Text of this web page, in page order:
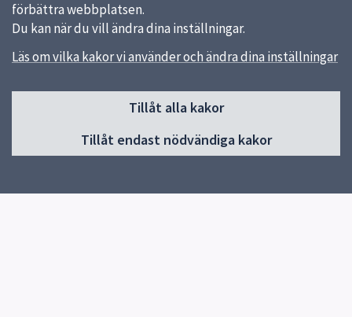
förbättra webbplatsen.
Du kan när du vill ändra dina inställningar.
Läs om vilka kakor vi använder och ändra dina inställningar
Tillåt alla kakor
Tillåt endast nödvändiga kakor
Sidfot
Vi som jobbar här